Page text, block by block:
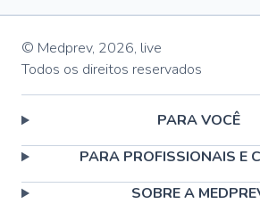
© Medprev, 2026, live
Todos os direitos reservados
PARA VOCÊ
PARA PROFISSIONAIS E
SOBRE A